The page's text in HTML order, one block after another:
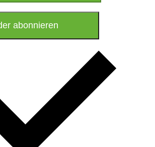
abonnieren